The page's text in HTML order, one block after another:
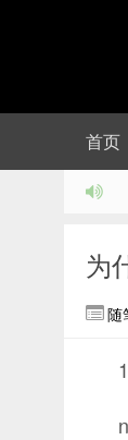
首页
为
随